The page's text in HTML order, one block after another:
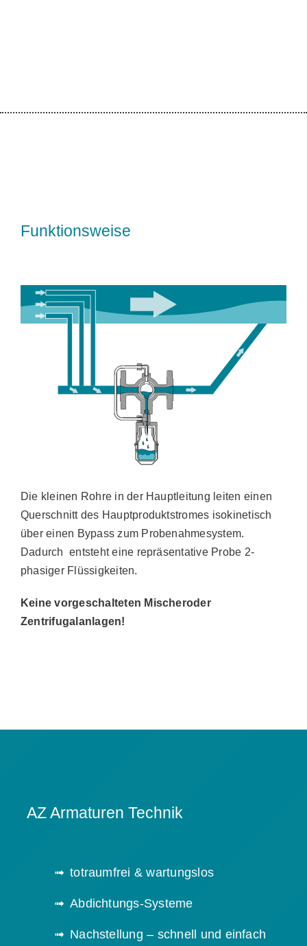
Funktionsweise
Die kleinen Rohre in der Hauptleitung leiten einen
Querschnitt des Hauptproduktstromes isokinetisch
über einen Bypass zum Probenahmesystem.
Dadurch entsteht eine repräsentative Probe 2-
phasiger Flüssigkeiten.
Keine vorgeschalteten Mischeroder
Zentrifugalanlagen!
AZ Armaturen Technik
totraumfrei & wartungslos
Abdichtungs-Systeme
Nachstellung – schnell und einfach